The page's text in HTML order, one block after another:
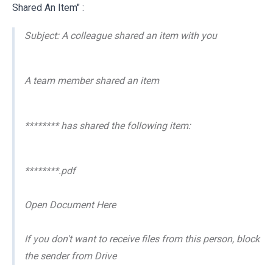
Shared An Item" :
Subject: A colleague shared an item with you
A team member shared an item
******** has shared the following item:
********.pdf
Open Document Here
If you don't want to receive files from this person, block
the sender from Drive